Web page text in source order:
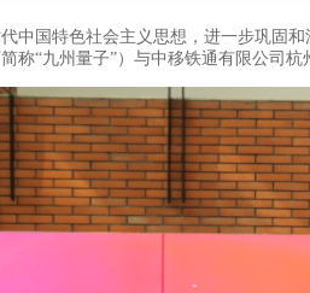
中国特色社会主义思想，进一步巩固
称“九州量子”）与中移铁通有限公司